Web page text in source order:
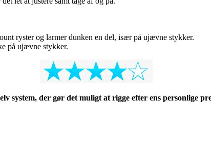
ryster og larmer dunken en del, især på ujævne stykker.
på ujævne stykker.
system, der gør det muligt at rigge efter ens personlige